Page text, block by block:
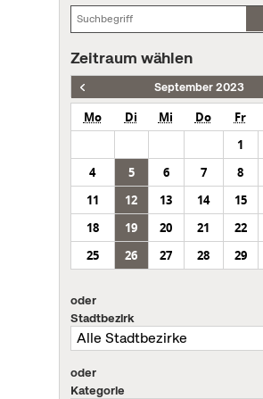
Zeitraum wählen
September 2023
Mo Di Mi Do Fr
1
4
5 6 7 8
11
12 13 14 15
18
19 20 21 22
25
26 27 28 29
oder
Stadtbezirk
oder
Kategorie